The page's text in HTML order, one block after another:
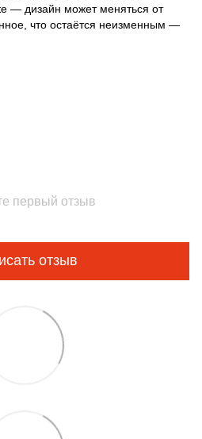
— дизайн может меняться от
что остаётся неизменным —
первый отзыв
отзыв